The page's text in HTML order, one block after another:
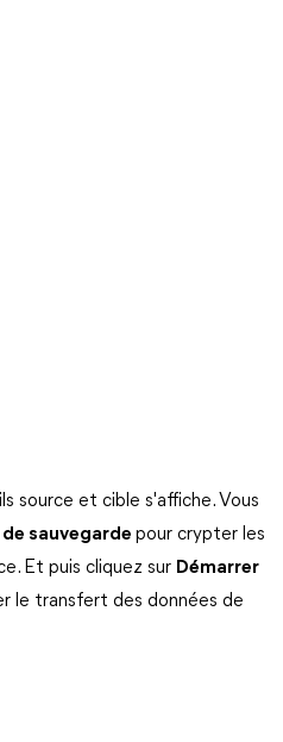
source et cible s'affiche. Vous
sauvegarde pour crypter les
Et puis cliquez sur Démarrer
le transfert des données de